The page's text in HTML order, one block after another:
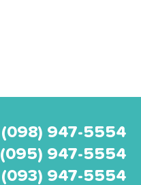
(098) 947-5554
(095) 947-5554
(093) 947-5554